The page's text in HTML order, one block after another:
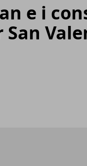
e i